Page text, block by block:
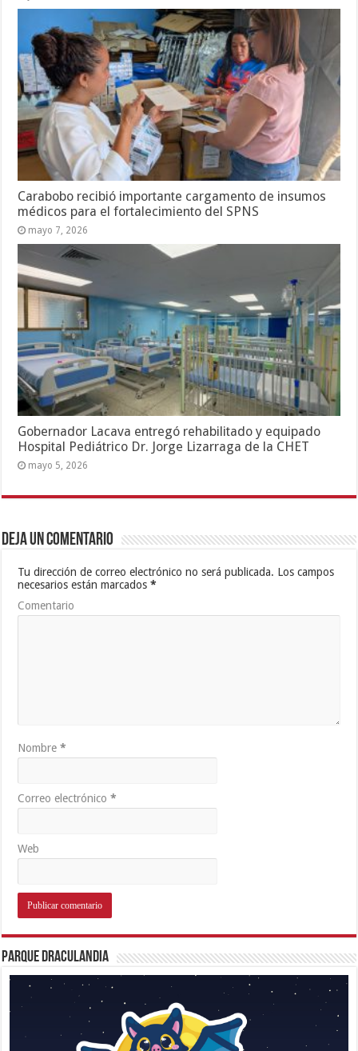
Carabobo recibió importante cargamento de insumos
médicos para el fortalecimiento del SPNS
mayo 7, 2026
Gobernador Lacava entregó rehabilitado y equipado
Hospital Pediátrico Dr. Jorge Lizarraga de la CHET
mayo 5, 2026
Deja un comentario
Tu dirección de correo electrónico no será publicada. Los campos
necesarios están marcados*
Comentario
Nombre*
Correo electrónico*
Web
Parque Draculandia